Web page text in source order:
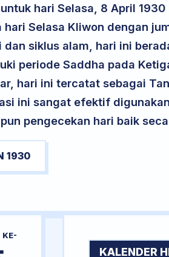
hari Selasa, 8 April
Selasa Kliwon dengan
siklus alam, hari ini
periode Saddha pada
hari ini tercatat sebagai
ini sangat efektif
pengecekan hari baik
1930
KE-
KALENDER